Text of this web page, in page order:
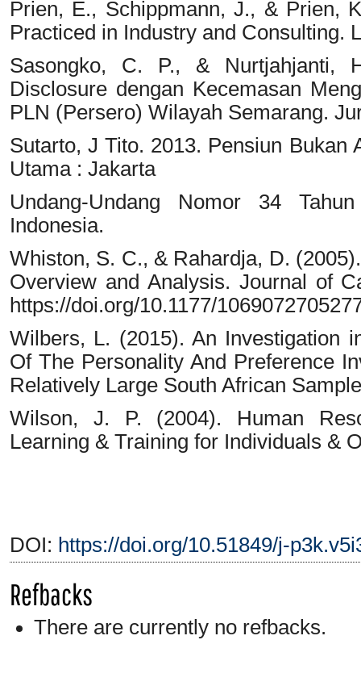
Prien, E., Schippmann, J., & Prien,
Practiced in Industry and Consulting.
Sasongko, C. P., & Nurtjahjanti,
Disclosure dengan Kecemasan
PLN (Persero) Wilayah Semarang.
Sutarto, J Tito. 2013. Pensiun Bukan
Utama : Jakarta
Undang-Undang Nomor 34
Indonesia.
Whiston, S. C., & Rahardja, D.
Overview and Analysis. Journal of
https://doi.org/10.1177/
Wilbers, L. (2015). An Investigation
Of The Personality And Preference
Relatively Large South African
Wilson, J. P. (2004). Human
Learning & Training for Individuals &
DOI: https://doi.org/10.51849/j-
Refbacks
There are currently no refbacks.